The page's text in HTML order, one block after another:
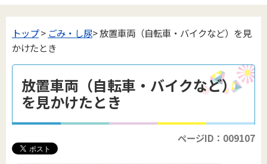
トップ> ごみ・し尿> 放置車両（自転車・バイクなど）を見
かけたとき
放置車両（自転車・バイクなど）
を見かけたとき
ページID：009107